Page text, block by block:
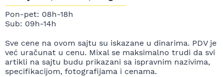
Pon-pet: 08h-18h
Sub: 09h-14h
Sve cene na ovom sajtu su iskazane u dinarima. PDV je
već uračunat u cenu. Mixal se maksimalno trudi da svi
artikli na sajtu budu prikazani sa ispravnim nazivima,
specifikacijom, fotografijama i cenama.